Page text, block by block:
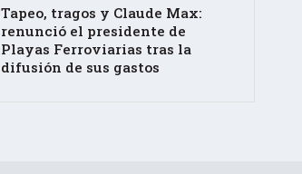
Tapeo, tragos y Claude Max:
renunció el presidente de
Playas Ferroviarias tras la
difusión de sus gastos